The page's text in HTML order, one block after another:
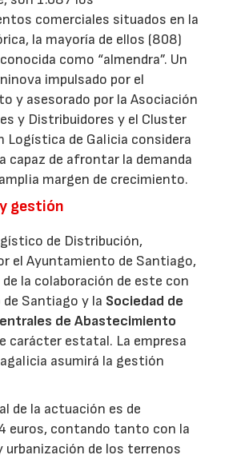
comerciales situados en la
la mayoría de ellos (808)
como “almendra”. Un
impulsado por el
y asesorado por la Asociación
y Distribuidores y el Cluster
Logística de Galicia considera
capaz de afrontar la demanda
margen de crecimiento.
gestión
de Distribución,
el Ayuntamiento de Santiago,
la colaboración de este con
Santiago y la Sociedad de
de Abastecimiento
carácter estatal. La empresa
asumirá la gestión
de la actuación es de
euros, contando tanto con la
urbanización de los terrenos